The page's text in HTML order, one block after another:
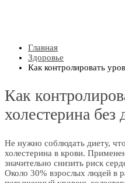
Главная
Здоровье
Как контролировать
Как
холестерина без
Не нужно соблюдать диету,
холестерина в крови.
значительно снизить риск
Около 30% взрослых людей в